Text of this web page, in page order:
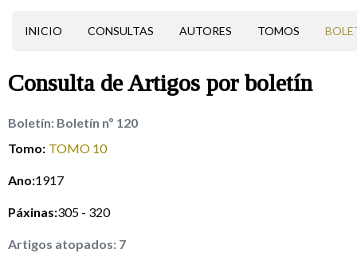
INICIO CONSULTAS AUTORES TOMOS
Consulta deArtigos por boletín
Boletín: Boletín nº 120
Tomo: TOMO 10
Ano:1917
Páxinas:305 - 320
Artigos atopados: 7